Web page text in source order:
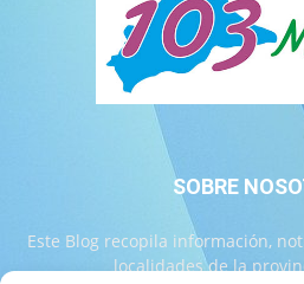
SOBRE
Este Blog recopila información,
localidades de la